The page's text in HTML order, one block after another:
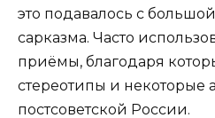
это подавалось с
сарказма. Часто
приёмы, благодаря
стереотипы и некоторые
постсоветской России.